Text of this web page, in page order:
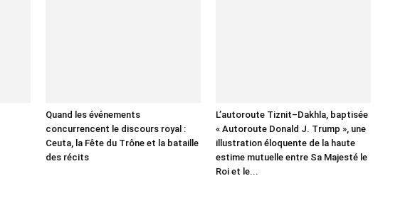
Quand les événements
concurrencent le discours royal :
Ceuta, la Fête du Trône et la bataille
des récits
L’autoroute Tiznit–Dakhla, baptisée
« Autoroute Donald J. Trump », une
illustration éloquente de la haute
estime mutuelle entre Sa Majesté le
Roi et le...